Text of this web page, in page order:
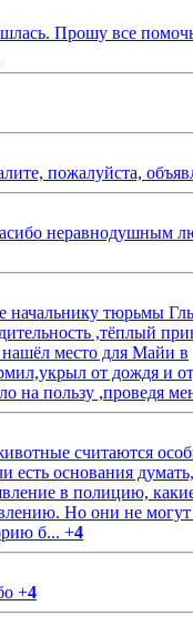
Прошу все
пожалуйста,
неравнодушным
начальнику тюрьмы
,тёплый
место для Майи в
от дождя и
на пользу ,проведя
считаются
есть основания
в полицию,
Но они не могут
б... +4
+4